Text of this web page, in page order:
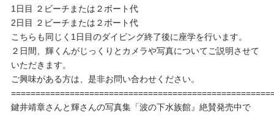
1日目 ２ビーチまたは２ボート代
2日目 ２ビーチまたは２ボート代
こちらも同じく1日目のダイビング終了後に座学を行います。
２日間、輝くんがじっくりとカメラや写真についてご説明させて
いただきます。
ご興味がある方は、是非お問い合わせください。
鍵井靖章さんと輝さんの写真集「波の下水族館』絶賛発売中で